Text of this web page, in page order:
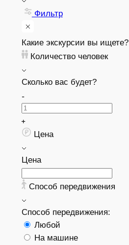
Фильтр
Какие экскурсии вы ищете?
Количество человек
Сколько вас будет?
Цена
Цена
Способ передвижения
Способ передвижения:
Любой
На машине